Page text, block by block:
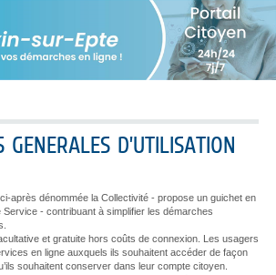
GENERALES D’UTILISATION
après dénommée la Collectivité - propose un guichet en
- contribuant à simplifier les démarches
et gratuite hors coûts de connexion. Les usagers
en ligne auxquels ils souhaitent accéder de façon
souhaitent conserver dans leur compte citoyen.